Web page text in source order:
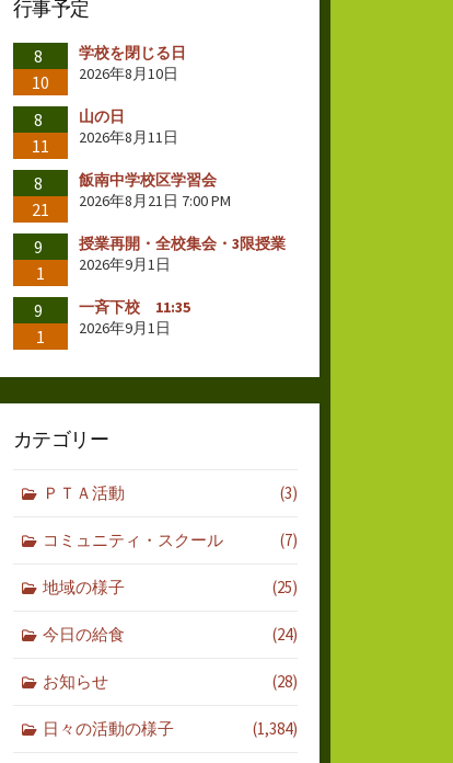
行事予定
8
10
学校を閉じる日
2026年8月10日
8
11
山の日
2026年8月11日
8
21
飯南中学校区学習会
2026年8月21日 7:00 PM
9
1
授業再開・全校集会・3限授業
2026年9月1日
9
1
一斉下校 11:35
2026年9月1日
カテゴリー
ＰＴＡ活動 (3)
コミュニティ・スクール (7)
地域の様子 (25)
今日の給食 (24)
お知らせ (28)
日々の活動の様子 (1,384)